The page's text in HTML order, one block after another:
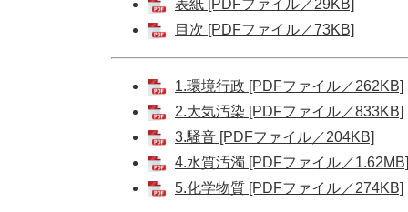
表紙 [PDFファイル／29KB]
目次 [PDFファイル／73KB]
1.環境行政 [PDFファイル／262KB]
2.大気汚染 [PDFファイル／833KB]
3.騒音 [PDFファイル／204KB]
4.水質汚濁 [PDFファイル／1.62MB]
5.化学物質 [PDFファイル／274KB]